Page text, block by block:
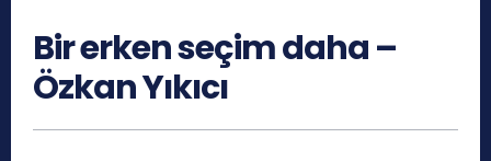
Bir erken seçim daha –
Özkan Yıkıcı